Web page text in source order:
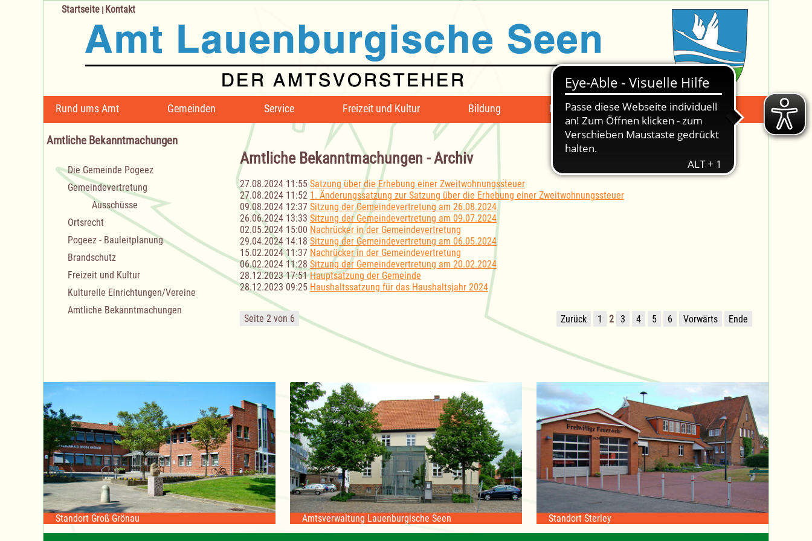
Navigation
überspringen
Rund ums Amt Gemeinden Service Freizeit und Kultur Bildung Mängelmeldung Suche -
Startseite | Kontakt
Amtliche Bekanntmachungen - Archiv
27.08.2024 11:55 Satzung über die Erhebung einer Zweitwohnungssteuer
27.08.2024 11:52 1. Änderungssatzung zur Satzung über die Erhebung einer Zweitwohnungssteuer
09.08.2024 12:37 Sitzung der Gemeindevertretung am 26.08.2024
26.06.2024 13:33 Sitzung der Gemeindevertretung am 09.07.2024
02.05.2024 15:00 Nachrücker in der Gemeindevertretung
29.04.2024 14:18 Sitzung der Gemeindevertretung am 06.05.2024
15.02.2024 11:37 Nachrücker in der Gemeindevertretung
06.02.2024 11:28 Sitzung der Gemeindevertretung am 20.02.2024
28.12.2023 17:51 Hauptsatzung der Gemeinde
28.12.2023 09:25 Haushaltssatzung für das Haushaltsjahr 2024
Seite 2 von 6 Zurück 1 2 3 4 5 6 Vorwärts Ende
Amtliche Bekanntmachungen
Navigation
überspringen
Die Gemeinde Pogeez
Gemeindevertretung
Ausschüsse
Ortsrecht
Pogeez - Bauleitplanung
Brandschutz
Freizeit und Kultur
Kulturelle Einrichtungen/Vereine
Amtliche Bekanntmachungen
Standort Groß Grönau Amtsverwaltung Lauenburgische Seen Standort Sterley